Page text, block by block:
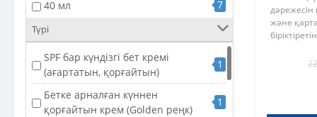
40 мл
7
50 мл
1
Түрі
SPF бар күндізгі бет кремі
(ағартатын, қорғайтын)
1
Бетке арналған күннен
қорғайтын крем (Golden реңк)
1
және
Формула